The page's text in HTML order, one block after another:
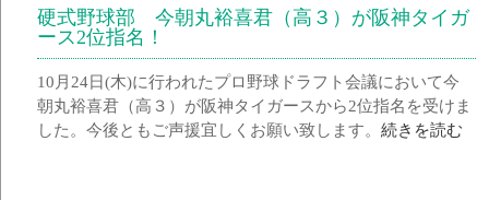
硬式野球部 今朝丸裕喜君（高３）が阪神タイガ
ース2位指名！
10月24日(木)に行われたプロ野球ドラフト会議において今
朝丸裕喜君（高３）が阪神タイガースから2位指名を受けま
した。今後ともご声援宜しくお願い致します。続きを読む